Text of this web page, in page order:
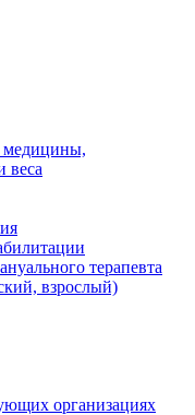
медицины,
веса
терапевта
взрослый)
организациях